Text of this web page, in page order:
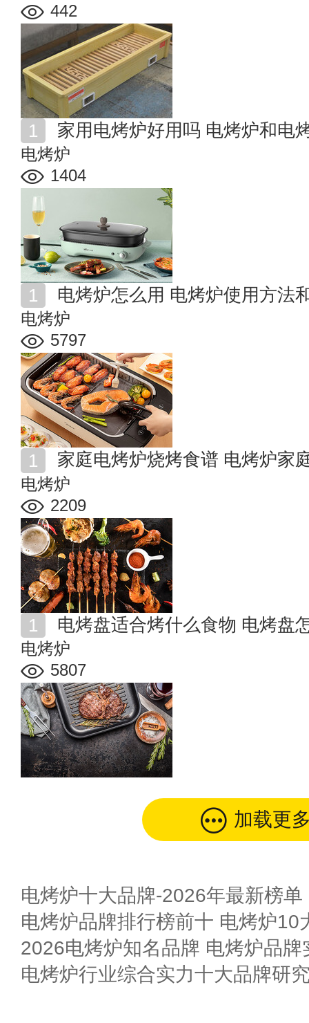
442
家用电烤炉好用吗 电烤炉和电
电烤炉
1404
电烤炉怎么用 电烤炉使用方法
电烤炉
5797
家庭电烤炉烧烤食谱 电烤炉家
电烤炉
2209
电烤盘适合烤什么食物 电烤盘
电烤炉
5807
加载更
电烤炉十大品牌-2026年最新榜单
电烤炉品牌排行榜前十 电烤炉10
2026电烤炉知名品牌 电烤炉品牌
电烤炉行业综合实力十大品牌研